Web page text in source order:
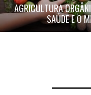
AGRICULTURA
SAÚDE E O